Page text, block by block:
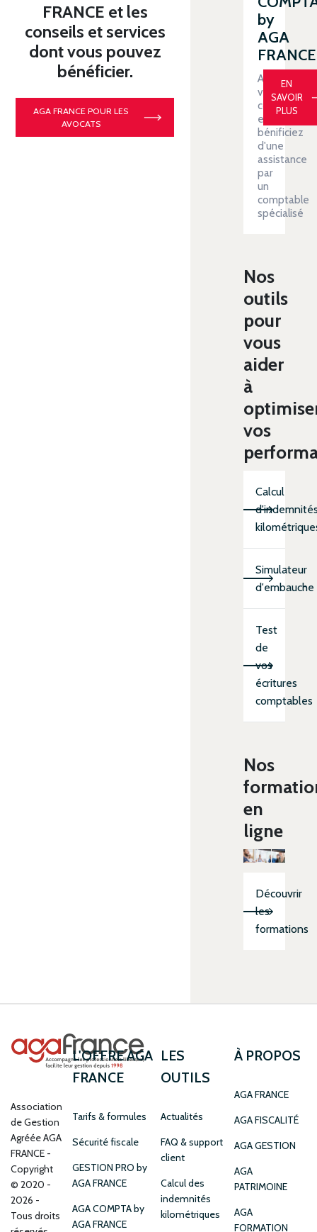
FRANCE et les
conseils et services
dont vous pouvez
bénéficier.
AGA FRANCE POUR LES
AVOCATS
by
AGA
FRANCE
Automatiser
votre
comptabilité
et
bénificiez
d'une
assistance
par
un
comptable
spécialisé
EN
SAVOIR
PLUS
Nos
outils
pour
vous
aider
à
vos
Calcul
Simulateur
d'embauche
Test
de
vos
écritures
comptables
Nos
en
ligne
Découvrir
les
formations
Association
de Gestion
Agréée AGA
FRANCE
Copyright
© 2020 -
2026 -
Tous droits
L'OFFRE AGA
FRANCE
Tarifs & formules
Sécurité fiscale
GESTION PRO by
AGA FRANCE
AGA COMPTA by
AGA FRANCE
LES
OUTILS
Actualités
FAQ & support
client
Calcul des
indemnités
kilométriques
À PROPOS
AGA FRANCE
AGA FISCALITÉ
AGA GESTION
AGA
PATRIMOINE
AGA
FORMATION